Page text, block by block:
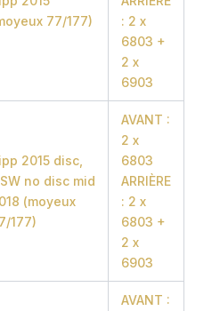
77/177)
: 2 x
6803 +
2 x
6903
2015 disc,
no disc mid
(moyeux
177)
AVANT :
2 x
6803
ARRIÈRE
: 2 x
6803 +
2 x
6903
AVANT :